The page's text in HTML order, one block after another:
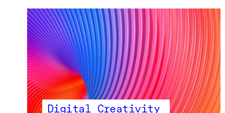
Digital Creativity